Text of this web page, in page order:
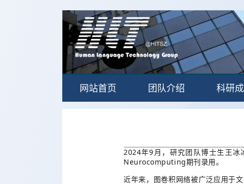
网站首页 团队介绍 科研
2024年9 月，研究团队博士生王冰
Neurocomputing期刊录用。
近年来，图卷积网络被广泛应用于